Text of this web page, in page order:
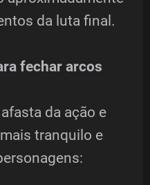
da luta final.
fechar arcos
da ação e
tranquilo e